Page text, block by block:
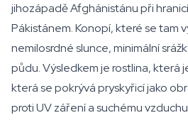
jihozápadě Afghánistánu při
Pákistánem. Konopí, které se tam
nemilosrdné slunce, minimální
půdu. Výsledkem je rostlina, která
která se pokrývá pryskyřicí jako
proti UV záření a suchému